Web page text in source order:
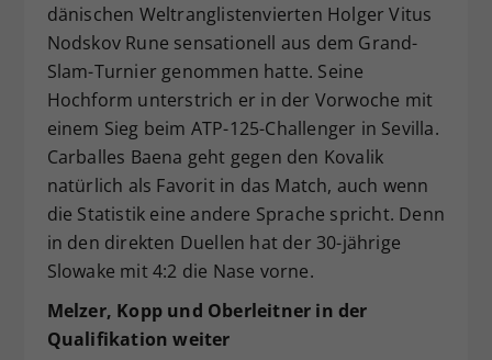
dänischen Weltranglistenvierten Holger Vitus
Nodskov Rune sensationell aus dem Grand-
Slam-Turnier genommen hatte. Seine
Hochform unterstrich er in der Vorwoche mit
einem Sieg beim ATP-125-Challenger in Sevilla.
Carballes Baena geht gegen den Kovalik
natürlich als Favorit in das Match, auch wenn
die Statistik eine andere Sprache spricht. Denn
in den direkten Duellen hat der 30-jährige
Slowake mit 4:2 die Nase vorne.
Melzer, Kopp und Oberleitner in der
Qualifikation weiter